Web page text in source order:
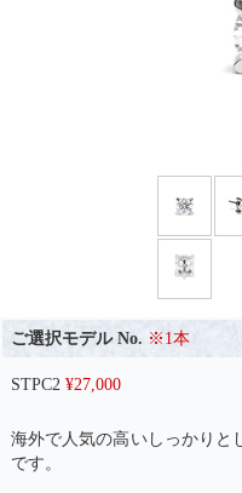
ご選択モデル No. ※1本
STPC2 ¥27,000
海外で人気の高いしっかりと
です。